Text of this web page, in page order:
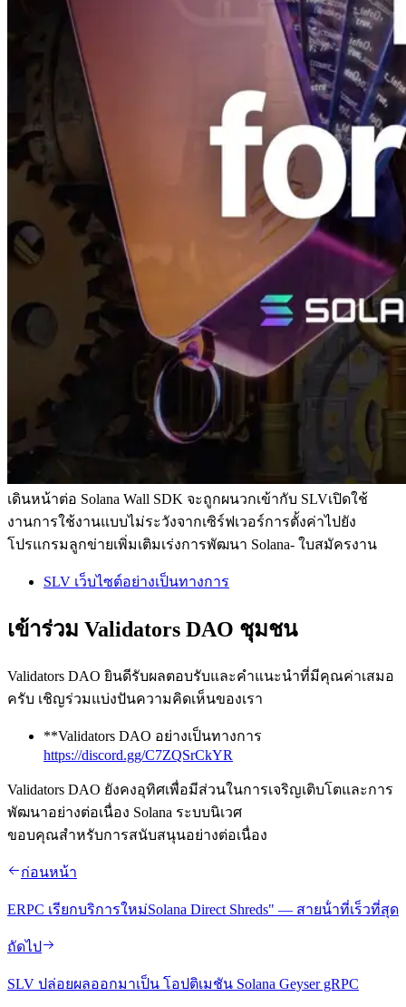
เดินหน้าต่อ Solana Wall SDK จะถูกผนวกเข้ากับ SLVเปิดใช้
งานการใช้งานแบบไม่ระวังจากเซิร์ฟเวอร์การตั้งค่าไปยัง
โปรแกรมลูกข่ายเพิ่มเติมเร่งการพัฒนา Solana- ใบสมัครงาน
SLV เว็บไซต์อย่างเป็นทางการ
เข้าร่วม Validators DAO ชุมชน
Validators DAO ยินดีรับผลตอบรับและคําแนะนําที่มีคุณค่าเสมอ
ครับ เชิญร่วมแบ่งปันความคิดเห็นของเรา
**Validators DAO อย่างเป็นทางการ
https://discord.gg/C7ZQSrCkYR
Validators DAO ยังคงอุทิศเพื่อมีส่วนในการเจริญเติบโตและการ
พัฒนาอย่างต่อเนื่อง Solana ระบบนิเวศ
ขอบคุณสําหรับการสนับสนุนอย่างต่อเนื่อง
ก่อนหน้า
ERPC เรียกบริการใหม่Solana Direct Shreds" — สายน้ําที่เร็วที่สุด
ถัดไป
SLV ปล่อยผลออกมาเป็น โอปติเมชัน Solana Geyser gRPC